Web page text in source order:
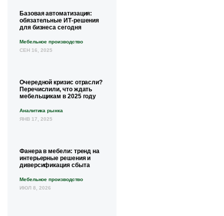
Базовая автоматизация:
обязательные ИТ-решения
для бизнеса сегодня
Мебельное производство
СЕН 16, 2025
Очередной кризис отрасли?
Перечислили, что ждать
мебельщикам в 2025 году
Аналитика рынка
ЯНВ 17, 2025
Фанера в мебели: тренд на
интерьерные решения и
диверсификация сбыта
Мебельное производство
ИЮЛ 8, 2026